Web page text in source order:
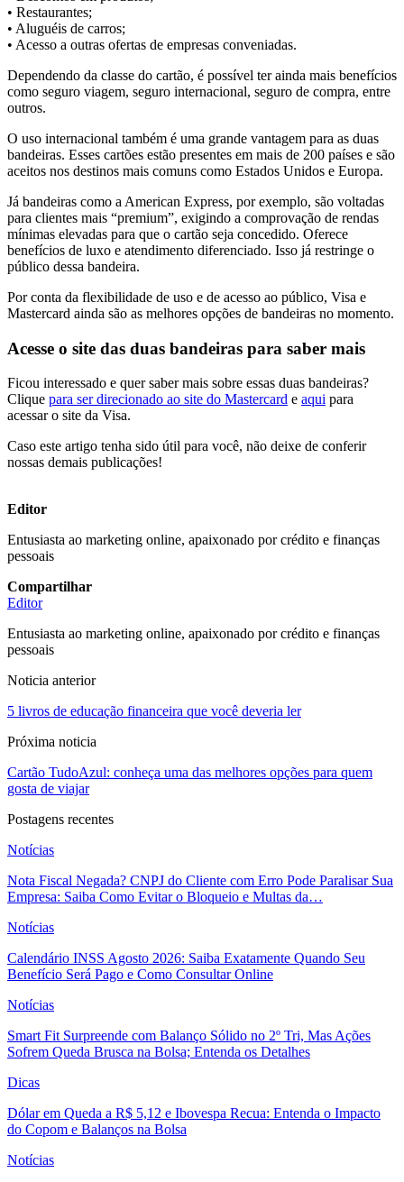
• Restaurantes;
• Aluguéis de carros;
• Acesso a outras ofertas de empresas conveniadas.
Dependendo da classe do cartão, é possível ter ainda mais benefícios
como seguro viagem, seguro internacional, seguro de compra, entre
outros.
O uso internacional também é uma grande vantagem para as duas
bandeiras. Esses cartões estão presentes em mais de 200 países e são
aceitos nos destinos mais comuns como Estados Unidos e Europa.
Já bandeiras como a American Express, por exemplo, são voltadas
para clientes mais “premium”, exigindo a comprovação de rendas
mínimas elevadas para que o cartão seja concedido. Oferece
benefícios de luxo e atendimento diferenciado. Isso já restringe o
público dessa bandeira.
Por conta da flexibilidade de uso e de acesso ao público, Visa e
Mastercard ainda são as melhores opções de bandeiras no momento.
Acesse o site das duas bandeiras para saber mais
Ficou interessado e quer saber mais sobre essas duas bandeiras?
Clique para ser direcionado ao site do Mastercard e aqui para
acessar o site da Visa.
Caso este artigo tenha sido útil para você, não deixe de conferir
nossas demais publicações!
Editor
Entusiasta ao marketing online, apaixonado por crédito e finanças
pessoais
Compartilhar
Editor
Entusiasta ao marketing online, apaixonado por crédito e finanças
pessoais
Noticia anterior
5 livros de educação financeira que você deveria ler
Próxima noticia
Cartão TudoAzul: conheça uma das melhores opções para quem
gosta de viajar
Postagens recentes
Notícias
Nota Fiscal Negada? CNPJ do Cliente com Erro Pode Paralisar Sua
Empresa: Saiba Como Evitar o Bloqueio e Multas da…
Notícias
Calendário INSS Agosto 2026: Saiba Exatamente Quando Seu
Benefício Será Pago e Como Consultar Online
Notícias
Smart Fit Surpreende com Balanço Sólido no 2º Tri, Mas Ações
Sofrem Queda Brusca na Bolsa; Entenda os Detalhes
Dicas
Dólar em Queda a R$ 5,12 e Ibovespa Recua: Entenda o Impacto
do Copom e Balanços na Bolsa
Notícias